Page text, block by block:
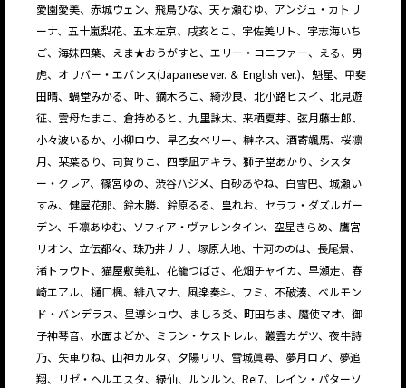
愛園愛美、赤城ウェン、飛鳥ひな、天ヶ瀬むゆ、アンジュ・カトリ
ーナ、五十嵐梨花、五木左京、戌亥とこ、宇佐美リト、宇志海いち
ご、海妹四葉、えま★おうがすと、エリー・コニファー、える、男
虎、オリバー・エバンス(Japanese ver. ＆ English ver.)、魁星、甲斐
田晴、蝸堂みかる、叶、鏑木ろこ、綺沙良、北小路ヒスイ、北見遊
征、雲母たまこ、倉持めると、九里詠太、来栖夏芽、弦月藤士郎、
小々波いるか、小柳ロウ、早乙女ベリー、榊ネス、酒寄颯馬、桜凛
月、栞葉るり、司賀りこ、四季凪アキラ、獅子堂あかり、シスタ
ー・クレア、篠宮ゆの、渋谷ハジメ、白砂あやね、白雪巴、城瀬い
すみ、健屋花那、鈴木勝、鈴原るる、皇れお、セラフ・ダズルガー
デン、千凛あゆむ、ソフィア・ヴァレンタイン、空星きらめ、鷹宮
リオン、立伝都々、珠乃井ナナ、塚原大地、十河ののは、長尾景、
渚トラウト、猫屋敷美紅、花籠つばさ、花畑チャイカ、早瀬走、春
崎エアル、樋口楓、緋八マナ、風楽奏斗、フミ、不破湊、ベルモン
ド・バンデラス、星導ショウ、ましろ爻、町田ちま、魔使マオ、御
子神琴音、水面まどか、ミラン・ケストレル、叢雲カゲツ、夜牛詩
乃、矢車りね、山神カルタ、夕陽リリ、雪城眞尋、夢月ロア、夢追
翔、リゼ・ヘルエスタ、緑仙、ルンルン、Rei7、レイン・パターソ